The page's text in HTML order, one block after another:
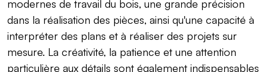
modernes de travail du bois, une grande précision
dans la réalisation des pièces, ainsi qu'une capacité à
interpréter des plans et à réaliser des projets sur
mesure. La créativité, la patience et une attention
particulière aux détails sont également indispensables